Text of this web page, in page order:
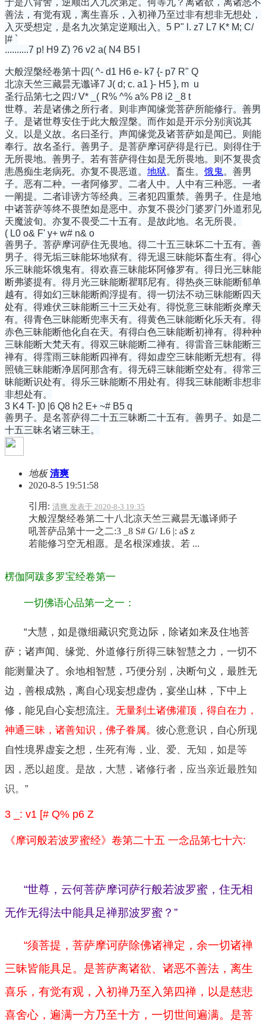
善法，有觉有观，离生喜乐，入初禅乃至过非有想非无想处，
入灭受想定，是名九次第定逆顺出入。 5 P" l. z7 L7 K* M; C/
|# `
..........7 p! H9 Z) ?6 v2 a( N4 B5 l
大般涅槃经卷第十四( ^- d1 H6 e- k7 {- p7 R" Q
北凉天竺三藏昙无谶译7 J( d; c. a1 }- H5 }, m u
圣行品第七之四:/ V* _( R% ^% a% P8 i2 _8 t
世尊。若是诸佛之所行者。则非声闻缘觉菩萨所能修行。善男
子。是诸世尊安住于此大般涅槃。而作如是开示分别演说其
义。以是义故。名曰圣行。声闻缘觉及诸菩萨如是闻已。则能
奉行。故名圣行。善男子。是菩萨摩诃萨得是行已。则得住于
无所畏地。善男子。若有菩萨得住如是无所畏地。则不复畏贪
恚愚痴生老病死。亦复不畏恶道。 地狱。畜生。 饿鬼。善男
子。恶有二种。一者阿修罗。二者人中。人中有三种恶。一者
一阐提。二者诽谤方等经典。三者犯四重禁。善男子。住是地
中诸菩萨等终不畏堕如是恶中。亦复不畏沙门婆罗门外道邪见
天魔波旬。亦复不畏受二十五有。是故此地。名无所畏。
( L0 o& F' y+ w# n& o
善男子。菩萨摩诃萨住无畏地。得二十五三昧坏二十五有。善
男子。得无垢三昧能坏地狱有。得无退三昧能坏畜生有。得心
乐三昧能坏饿鬼有。得欢喜三昧能坏阿修罗有。得日光三昧能
断弗婆提有。得月光三昧能断瞿耶尼有。得热炎三昧能断郁单
越有。得如幻三昧能断阎浮提有。得一切法不动三昧能断四天
处有。得难伏三昧能断三十三天处有。得悦意三昧能断炎摩天
有。得青色三昧能断兜率天有。得黄色三昧能断化乐天有。得
赤色三昧能断他化自在天。有得白色三昧能断初禅有。得种种
三昧能断大梵天有。得双三昧能断二禅有。得雷音三昧能断三
禅有。得霔雨三昧能断四禅有。得如虚空三昧能断无想有。得
照镜三昧能断净居阿那含有。得无碍三昧能断空处有。得常三
昧能断识处有。得乐三昧能断不用处有。得我三昧能断非想非
非想处有。
3 K4 T- ]0 |6 Q8 h2 E+ ~# B5 q
善男子。是名菩萨得二十五三昧断二十五有。善男子。如是二
十五三昧名诸三昧王。
地板 清爽
2020-8-5 19:51:58
引用: 清爽 发表于 2020-8-3 19:35
大般涅槃经卷第二十八北凉天竺三藏昙无谶译师子
吼菩萨品第十一之二:3 _8 S# G/ L6 |: a$ z
若能修习空无相愿。是名根深难拔。若 ...
楞伽阿跋多罗宝经卷第一
一切佛语心品第一之一：
“大慧，如是微细藏识究竟边际，除诸如来及住地菩
萨；诸声闻、缘觉、外道修行所得三昧智慧之力，一切不
能测量决了。余地相智慧，巧便分别，决断句义，最胜无
边，善根成熟，离自心现妄想虚伪，宴坐山林，下中上
修，能见自心妄想流注。 无量刹土诸佛灌顶，得自在力，
神通三昧，诸善知识，佛子眷属。 彼心意意识，自心所现
自性境界虚妄之想， 生死有海 ，业、爱、无知，如是等
因，悉以超度。是故，大慧，诸修行者，应当亲近最胜知
识。”
3 _: v1 [# Q% p6 Z
《摩诃般若波罗蜜经》卷第二十五 一念品第七十六:
“世尊，云何菩萨摩诃萨行般若波罗蜜，住无相
无作无得法中能具足禅那波罗蜜？”
“须菩提，菩萨摩诃萨除佛诸禅定，余一切诸禅
三昧皆能具足。是菩萨离诸欲、诸恶不善法，离生
喜乐，有觉有观，入初禅乃至入第四禅，以是慈悲
喜舍心，遍满一方乃至十方，一切世间遍满。是菩